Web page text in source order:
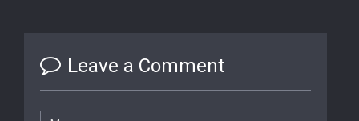
Leave a Comment